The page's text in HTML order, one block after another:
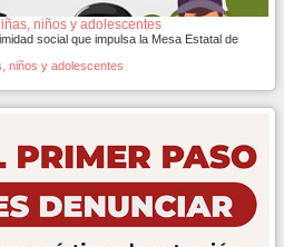
niños y adolescentes
social que impulsa la Mesa Estatal de
niños y adolescentes